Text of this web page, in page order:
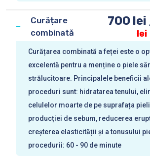
Curățare
combinată
700
lei
Curățarea combinată a feței este o
excelentă pentru a menține o piele
strălucitoare. Principalele beneficii
proceduri sunt: hidratarea tenului,
celulelor moarte de pe suprafața
producției de sebum, reducerea
creșterea elasticității și a tonusului
procedurii: 60 - 90 de minute